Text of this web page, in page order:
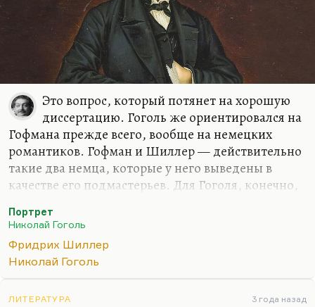
Это вопрос, который потянет на хорошую
диссертацию. Гоголь же ориентировался на
Гофмана прежде всего, вообще на немецких
романтиков. Гофман и Шиллер — действительно
такие два немца, которые у него выведены в
качестве его подмастерьев. Для Гоголя, конечно,
соблазнительности зла, о бессмертии зла
наиболее склонен к злу художник, потому что
художник наделен высочайшей эмпатией и
в некотором смысле прививает его себе, как
Портрет
Николай Гоголь
Фридрих Шиллер
Николай Гоголь
ЛИТЕРАТУРА 3 года назад